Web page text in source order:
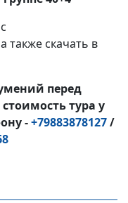
также скачать в
перед
тура у
-+79883878127/